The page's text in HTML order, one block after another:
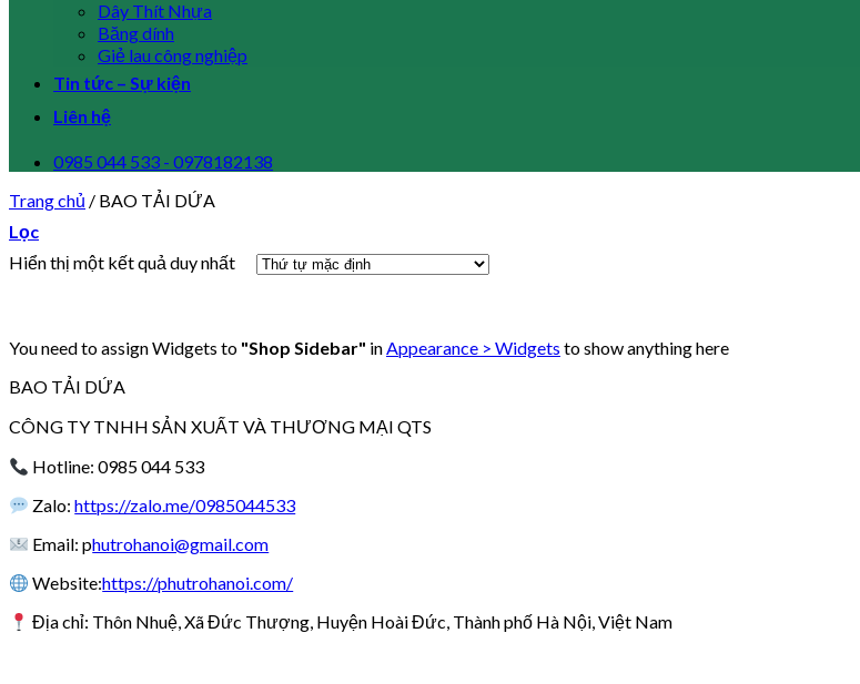
Dây Thít Nhựa
Băng dính
Giẻ lau công nghiệp
Tin tức – Sự kiện
Liên hệ
0985 044 533 - 0978182138
Trang chủ / BAO TẢI DỨA
Lọc
Hiển thị một kết quả duy nhất
You need to assign Widgets to "Shop Sidebar" inAppearance > Widgets to show anything here
BAO TẢI DỨA
CÔNG TY TNHH SẢN XUẤT VÀ THƯƠNG MẠI QTS
Hotline: 0985 044 533
Zalo:https://zalo.me/0985044533
Email: phutrohanoi@gmail.com
Website:https://phutrohanoi.com/
Địa chỉ: Thôn Nhuệ, Xã Đức Thượng, Huyện Hoài Đức, Thành phố Hà Nội, Việt Nam